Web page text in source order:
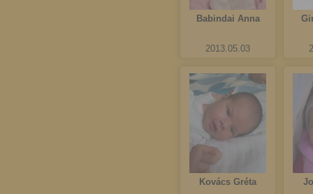
Babindai Anna
2013.05.03
Kovács Gréta